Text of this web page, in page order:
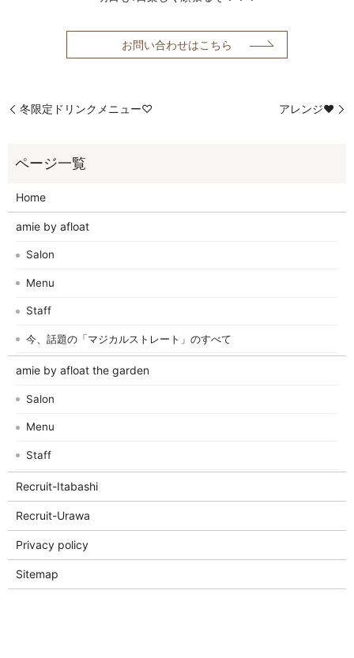
お問い合わせはこちら
冬限定ドリンクメニュー♡ アレンジ❤
Home
amie by afloat
Salon
Menu
Staff
今、話題の「マジカルストレート」のすべて
amie by afloat the garden
Salon
Menu
Staff
Recruit-Itabashi
Recruit-Urawa
Privacy policy
Sitemap